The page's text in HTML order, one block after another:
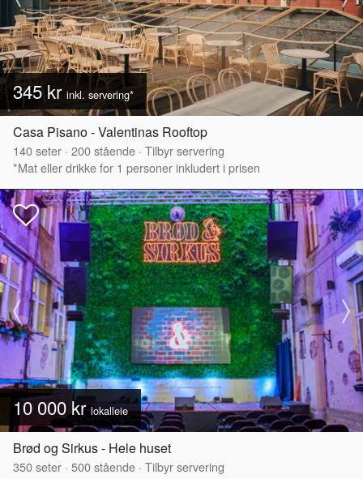
345 kr inkl. servering*
Casa Pisano - Valentinas Rooftop
140seter · 200stående · Tilbyr servering
*Mat eller drikke for 1 personer inkludert i prisen
10 000 kr lokalleie
Brød og Sirkus - Hele huset
350seter · 500stående · Tilbyr servering